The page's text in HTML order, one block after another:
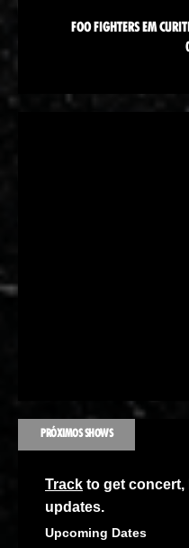
FOO FIGHTERS EM
PRÓXIMOS SHOWS
Track to get concert,
updates.
Upcoming Dates